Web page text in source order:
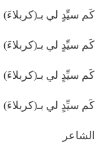
كَم سيِّدٍ لي
كَم سيِّدٍ لي
كَم سيِّدٍ لي
كَم سيِّدٍ لي
الشاعر